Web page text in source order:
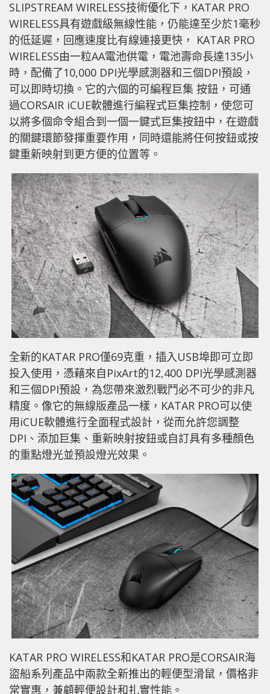
SLIPSTREAM WIRELESS技術優化下，KATAR PRO
WIRELESS具有遊戲級無線性能，仍能達至少於1毫秒
的低延遲，回應速度比有線連接更快， KATAR PRO
WIRELESS由一粒AA電池供電，電池壽命長達135小
時，配備了10,000 DPI光學感測器和三個DPI預設，
可以即時切換。它的六個的可編程巨集 按鈕，可通
過CORSAIR iCUE軟體進行編程式巨集控制，使您可
以將多個命令組合到一個一鍵式巨集按鈕中，在遊戲
的關鍵環節發揮重要作用，同時還能將任何按鈕或按
鍵重新映射到更方便的位置等。
全新的KATAR PRO僅69克重，插入USB埠即可立即
投入使用，憑藉來自PixArt的12,400 DPI光學感測器
和三個DPI預設，為您帶來激烈戰鬥必不可少的非凡
精度。像它的無線版產品一樣，KATAR PRO可以使
用iCUE軟體進行全面程式設計，從而允許您調整
DPI、添加巨集、重新映射按鈕或自訂具有多種顏色
的重點燈光並預設燈光效果。
KATAR PRO WIRELESS和KATAR PRO是CORSAIR海
盜船系列產品中兩款全新推出的輕便型滑鼠，價格非
常實惠，兼顧輕便設計和扎實性能。